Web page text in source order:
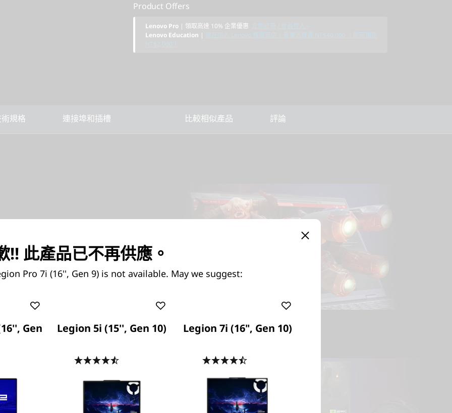
Product Offers
Lenovo Pro | 領取高達 10% 企業優惠
Lenovo Education |
規格 連接埠和插槽 比較相似產品 評論
式架構，堪稱業界領先技
Intel，您可以做到這一切。
讓您成為最好的自己。
面支援。超越極速。
!! 此產品已不再供應。
Pro 7i (16'', Gen 9) is not available. May we suggest:
Gen Legion 5i (15'', Gen 10) Legion 7i (16", Gen 10)
4.5